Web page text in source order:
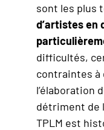
sont les plus
d’artistes en
difficultés,
contraintes à
l’élaboration
détriment de
TPLM est